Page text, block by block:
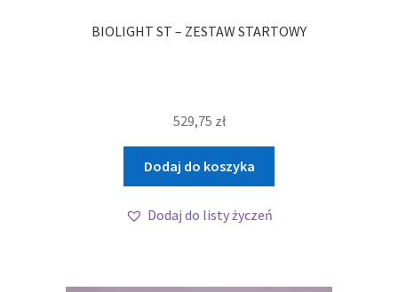
BIOLIGHT ST – ZESTAW STARTOWY
529,75 zł
Dodaj do koszyka
Dodaj do listy życzeń